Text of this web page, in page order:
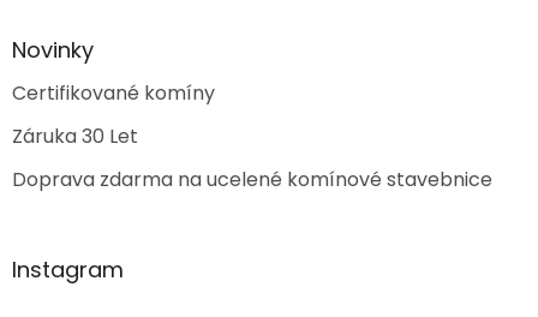
Novinky
Certifikované komíny
Záruka 30 Let
Doprava zdarma na ucelené komínové stavebnice
Instagram